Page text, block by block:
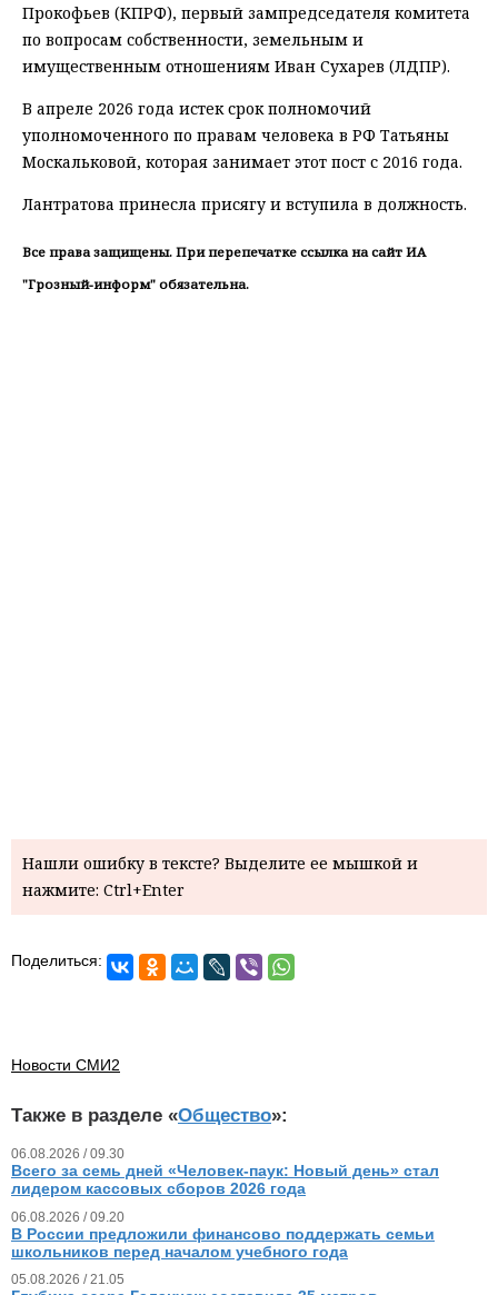
Прокофьев (КПРФ), первый зампредседателя комитета
по вопросам собственности, земельным и
имущественным отношениям Иван Сухарев (ЛДПР).
В апреле 2026 года истек срок полномочий
уполномоченного по правам человека в РФ Татьяны
Москальковой, которая занимает этот пост с 2016 года.
Лантратова принесла присягу и вступила в должность.
Все права защищены. При перепечатке ссылка на сайт ИА
"Грозный-информ" обязательна.
Нашли ошибку в тексте? Выделите ее мышкой и
нажмите: Ctrl+Enter
Поделиться:
Новости СМИ2
Также в разделе «Общество»:
06.08.2026 / 09.30
Всего за семь дней «Человек‑паук: Новый день» стал
лидером кассовых сборов 2026 года
06.08.2026 / 09.20
В России предложили финансово поддержать семьи
школьников перед началом учебного года
05.08.2026 / 21.05